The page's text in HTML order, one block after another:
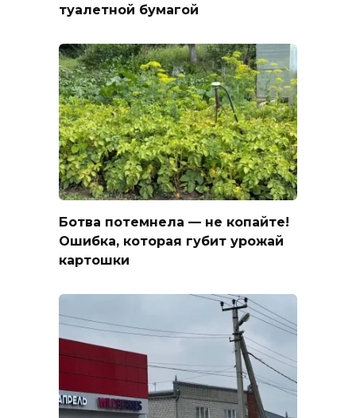
туалетной бумагой
Ботва потемнела — не копайте!
Ошибка, которая губит урожай
картошки